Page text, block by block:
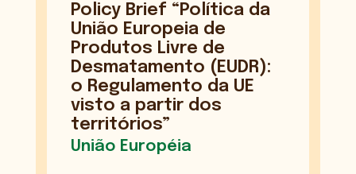
Policy Brief “Política da
União Europeia de
Produtos Livre de
Desmatamento (EUDR):
o Regulamento da UE
visto a partir dos
territórios”
União Européia